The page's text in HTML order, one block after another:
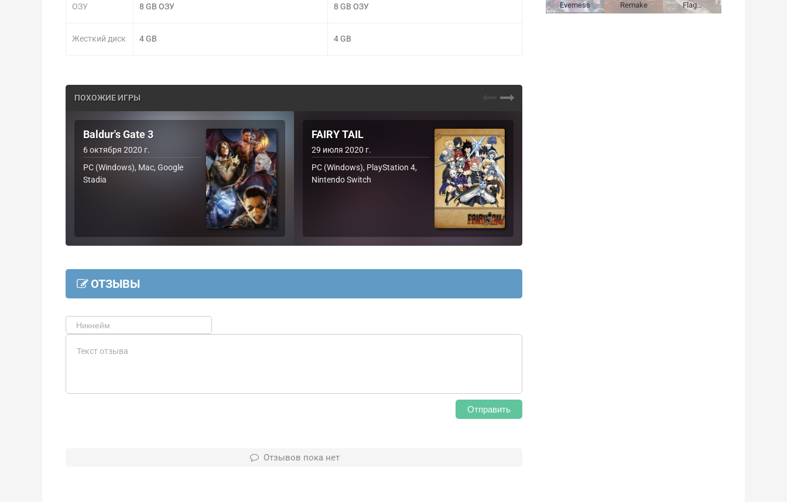
ОЗУ
Жесткий диск
8 GB ОЗУ
4 GB
8 GB ОЗУ
4 GB
ПОХОЖИЕ ИГРЫ
Baldur's Gate 3
6 октября 2020 г.
PC (Windows), Mac, Google
Stadia
FAIRY TAIL
29 июля 2020 г.
PC (Windows), PlayStation 4,
Nintendo Switch
ОТЗЫВЫ
Отправить
Отзывов пока нет
Everness
Remake
Flag…